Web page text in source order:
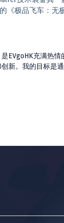
《极品飞车：无
EVgoHK充满热
新。我的目标是